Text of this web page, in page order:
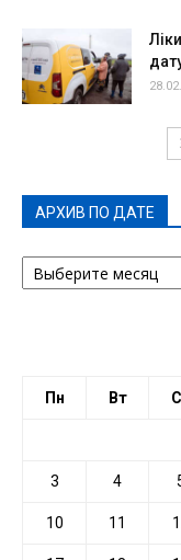
АРХИВ ПО ДАТЕ
АРХИВ
ПО
Пн Вт
3 4
10 11